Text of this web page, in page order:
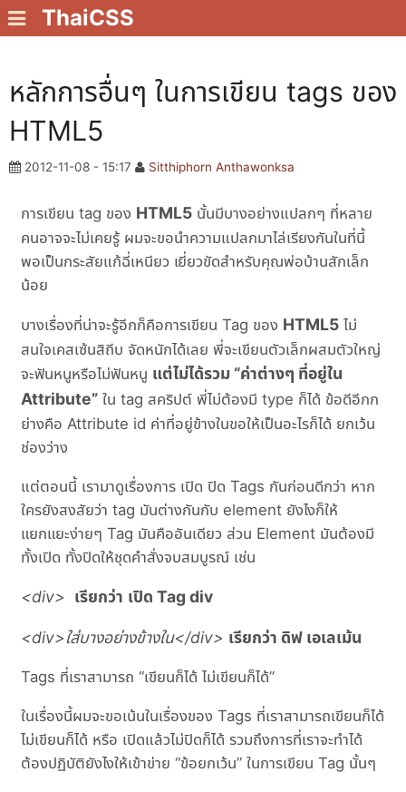
ThaiCSS
หลักการอื่นๆ ในการเขียน tags ของ
HTML5
2012-11-08 - 15:17 Sitthiphorn Anthawonksa
การเขียน tag ของ HTML5 นั้นมีบางอย่างแปลกๆ ที่หลาย
คนอาจจะไม่เคยรู้ ผมจะขอนำความแปลกมาไล่เรียงกันในที่นี้
พอเป็นกระสัยแก้ฉี่เหนียว เยี่ยวขัดสำหรับคุณพ่อบ้านสักเล็ก
น้อย
บางเรื่องที่น่าจะรู้อีกก็คือการเขียน Tag ของ HTML5 ไม่
สนใจเคสเซ้นสิถีบ จัดหนักได้เลย พี่จะเขียนตัวเล็กผสมตัวใหญ่
จะฟันหนูหรือไม่ฟันหนู แต่ไม่ได้รวม “ค่าต่างๆ ที่อยู่ใน
Attribute” ใน tag สคริปต์ พี่ไม่ต้องมี type ก็ได้ ข้อดีอีกก
ย่างคือ Attribute id ค่าที่อยู่ข้างในขอให้เป็นอะไรก็ได้ ยกเว้น
ช่องว่าง
แต่ตอนนี้ เรามาดูเรื่องการ เปิด ปิด Tags กันก่อนดีกว่า หาก
ใครยังสงสัยว่า tag มันต่างกันกับ element ยังไงก็ให้
แยกแยะง่ายๆ Tag มันคืออันเดียว ส่วน Element มันต้องมี
ทั้งเปิด ทั้งปิดให้ชุดคำสั่งจบสมบูรณ์ เช่น
<div> เรียกว่า เปิด Tag div
<div>ใส่บางอย่างข้างใน</div> เรียกว่า ดิฟ เอเลเม้น
Tags ที่เราสามารถ “เขียนก็ได้ ไม่เขียนก็ได้”
ในเรื่องนี้ผมจะขอเน้นในเรื่องของ Tags ที่เราสามารถเขียนก็ได้
ไม่เขียนก็ได้ หรือ เปิดแล้วไม่ปิดก็ได้ รวมถึงการที่เราจะทำได้
ต้องปฏิบัติยังไงให้เข้าข่าย “ข้อยกเว้น” ในการเขียน Tag นั้นๆ